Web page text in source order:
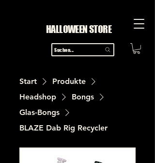
HALLOWEEN STORE
Suchen...
Start
Produkte
Headshop
Bongs
Glas-Bongs
BLAZE Dab Rig Recycler